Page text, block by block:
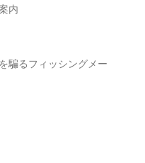
内
騙るフィッシングメー